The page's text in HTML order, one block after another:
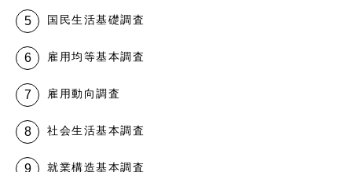
国民生活基礎調査
雇用均等基本調査
雇用動向調査
社会生活基本調査
就業構造基本調査